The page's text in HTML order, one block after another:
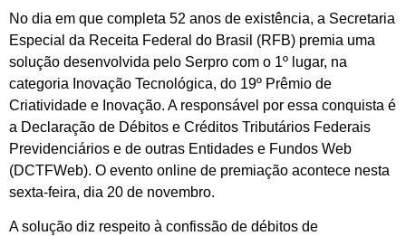
No dia em que completa 52 anos de existência, a Secretaria
Especial da Receita Federal do Brasil (RFB) premia uma
solução desenvolvida pelo Serpro com o 1º lugar, na
categoria Inovação Tecnológica, do 19º Prêmio de
Criatividade e Inovação. A responsável por essa conquista é
a Declaração de Débitos e Créditos Tributários Federais
Previdenciários e de outras Entidades e Fundos Web
(DCTFWeb). O evento online de premiação acontece nesta
sexta-feira, dia 20 de novembro.
A solução diz respeito à confissão de débitos de